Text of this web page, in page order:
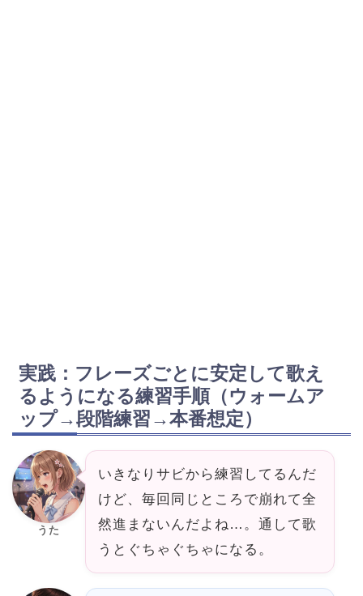
実践：フレーズごとに安定して歌え
るようになる練習手順（ウォームア
ップ→段階練習→本番想定）
うた
いきなりサビから練習してるんだ
けど、毎回同じところで崩れて全
然進まないんだよね…。通して歌
うとぐちゃぐちゃになる。